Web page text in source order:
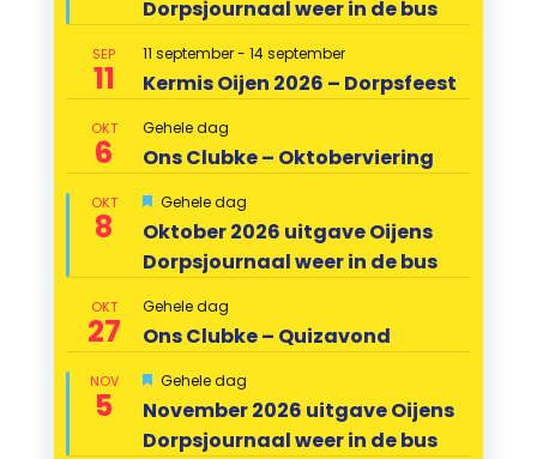
Dorpsjournaal weer in de bus
SEP
11
11 september- 14 september
Kermis Oijen 2026 – Dorpsfeest
OKT
6
Gehele dag
Ons Clubke – Oktoberviering
OKT
8
Uitgelicht
Gehele dag
Oktober 2026 uitgave Oijens
Dorpsjournaal weer in de bus
OKT
27
Gehele dag
Ons Clubke – Quizavond
NOV
5
Uitgelicht
Gehele dag
November 2026 uitgave Oijens
Dorpsjournaal weer in de bus